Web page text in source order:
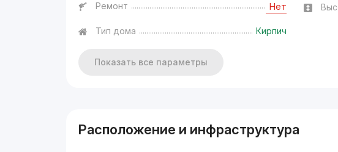
Ремонт Нет
Тип дома Кирпич
Показать все параметры
Расположение и инфраструктура